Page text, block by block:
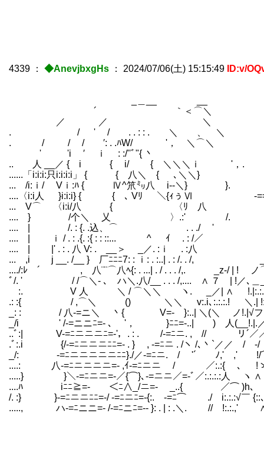
4339 ： ◆AnevjbxgHs ： 2024/07/06(土) 15:15:49 ID:v/
´ ｀＜⌒＼
／ ／
. / ' / . . : : . ＼ 、
. / / / ′: . .ﾊW/ '， ＼⌒＼
' 'i ′ ｉ : :/''ﾞ"{ 丶 __／
.. 人 __／ { i { i/ { ＼＼＼ｉ '，.
......「i:i:i:只i:i:i:i」 { { 八＼ { ､＼＼}
... /i:ｉ/ Vｉ:ﾊ { Ⅳ^笊㍉八 i-‐＼} }. ／ /
....〈i:i人 }i:i:i} { { ､ Vﾘ ＼{ｨぅⅥ -====
... V⌒ 〈i:i/八 { 〈ﾘ 八 /i | ! ',
.... } /个＼ 乂 〉.:' /. / ,' | ＼
.... | /. : {. .込、⌒ . . ./ ' イ / !ヽ
.... | ｉ / . : .{. :{ : : ::... ^ ｲ . : /／
.... | |' . : . 八 V: . __＞ _／. :ｉ . :八 i/‐
... ,i j __. /__ } 厂ﾆﾆﾆ7: : ｉ: . :..| . : /. . /, _／
..../:ﾚ ´ , 八¨¨⌒八ﾍ{: . ...| . / . . . /,. _z-/ | ! ノ
ﾞ/. ' / /⌒＼‐ ､ ハ＼.八/__ . . . /,.... ∧ ７ | !／､＿_
:. V 人 ＼ / ⌒＼＼ ヽ. _／| ∧ !.|:.:.:＼:.:.:|
.: :{ / ,⌒＼ () ＼＼ v:.i､:.:.:.! ＼.| !:.:.＼｀
_: : / 八-=ニ＼ 丶{ V=- }:..| ＼(＼ ノ!.|√フ:./
_/i ' /-=ニニﾆ=- ､ '， }ﾆﾆ=-..| ) 人(__!.|.／ィi
..ﾞ:| V-=ﾆニニニﾆ=-'，. : . /-=ﾆニ. , // リ´
.ﾞ:.i {/-=ﾆニニニﾆﾆ=- . } , -=ﾆニ . /ヽ /､
_/: -=ﾆニニニニニﾆﾆ}./／-=ﾆニ. / '´
....: 八-=ﾆニニニニ=- ,ｲ-=ﾆニニ / ／:.:{
.....} }＼-=ﾆニニ=-／{⌒}､-=ニニ／=-ﾞ／:.:.:.:
....ﾊ iﾆﾆ≧=- ＜ﾆ∧_/ニ=- _..{ ／⌒ )h､ ＼ ＼
/. :} }-=ﾆニニﾆﾆ=-/ -=ﾆニﾆ=-{:. -=ﾆ⌒ ./ i:.:.:√￣ {::､
....., ハ-=ﾆニニ=- /-=ﾆニﾆ=-- }: . | : .＼. // !:.:.,'